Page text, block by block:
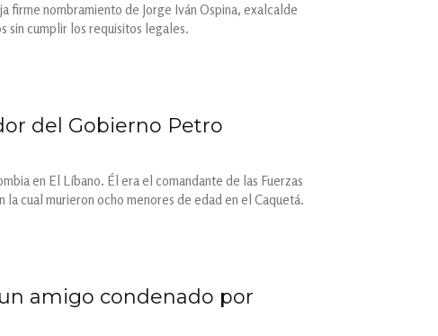
firme nombramiento de Jorge Iván Ospina, exalcalde
sin cumplir los requisitos legales.
del Gobierno Petro
en El Líbano. Él era el comandante de las Fuerzas
cual murieron ocho menores de edad en el Caquetá.
amigo condenado por